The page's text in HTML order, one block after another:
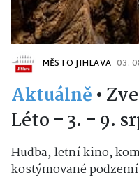
MĚSTO JIHLAVA 03.
Aktuálně •
Léto – 3. – 9.
Hudba, letní kino,
kostýmované